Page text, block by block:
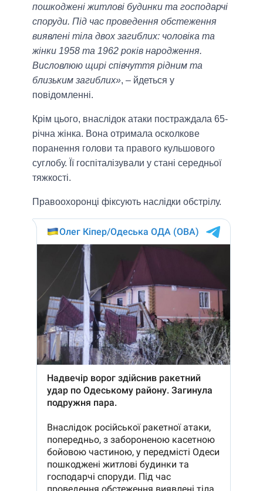
пошкоджені житлові будинки та господарчі
споруди. Під час проведення обстеження
виявлені тіла двох загиблих: чоловіка та
жінки 1958 та 1962 років народження.
Висловлюю щирі співчуття рідним та
близьким загиблих», – йдеться у
повідомленні.
Крім цього, внаслідок атаки постраждала 65-
річна жінка. Вона отримала осколкове
поранення голови та правого кульшового
суглобу. Її госпіталізували у станi середньої
тяжкості.
Правоохоронці фіксують наслідки обстрілу.